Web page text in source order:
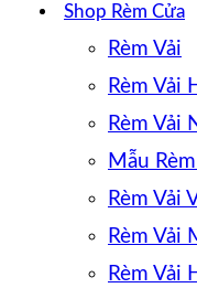
Shop Rèm Cửa
Rèm Vải
Rèm Vải
Rèm Vải
Mẫu
Rèm Vải
Rèm Vải
Rèm Vải